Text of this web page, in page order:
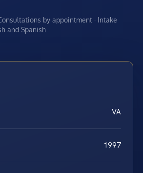
by appointment · Intake
and Spanish
VA
1997